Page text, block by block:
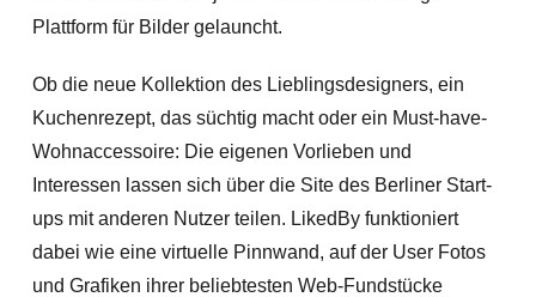
Plattform für Bilder gelauncht.
Ob die neue Kollektion des Lieblingsdesigners, ein
Kuchenrezept, das süchtig macht oder ein Must-have-
Wohnaccessoire: Die eigenen Vorlieben und
Interessen lassen sich über die Site des Berliner Start-
ups mit anderen Nutzer teilen. LikedBy funktioniert
dabei wie eine virtuelle Pinnwand, auf der User Fotos
und Grafiken ihrer beliebtesten Web-Fundstücke